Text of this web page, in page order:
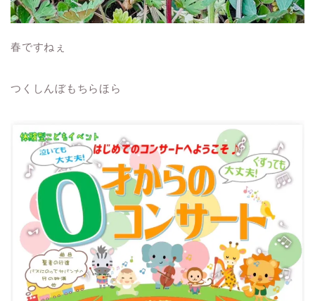
春ですねぇ
つくしんぼもちらほら